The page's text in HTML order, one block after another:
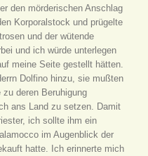
den mörderischen Anschlag
Korporalstock und prügelte
und der wütende
und ich würde unterlegen
meine Seite gestellt hätten.
Dolfino hinzu, sie mußten
deren Beruhigung
ans Land zu setzen. Damit
ich sollte ihm ein
im Augenblick der
hatte. Ich erinnerte mich